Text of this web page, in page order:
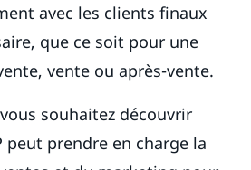
avec les clients finaux
que ce soit pour une
vente ou après-vente.
souhaitez découvrir
peut prendre en charge la